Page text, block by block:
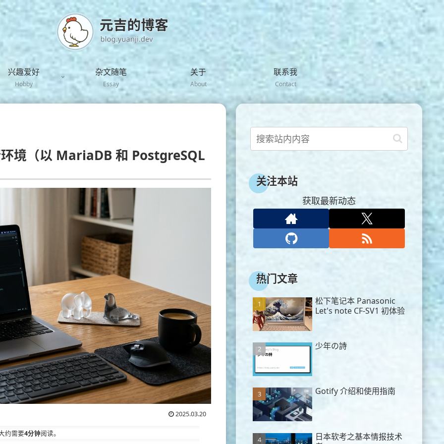
兴趣爱好
Hobby
杂文随笔
Essay
关于
About
联系我
Contact
境（以 MariaDB 和 PostgreSQL
2025.03.20
约需要4分钟阅读。
关注本站
获取最新动态
热门文章
松下笔记本 Panasonic
Let's note CF-SV1 初体验
少年の詩
Gotify 介绍和使用指南
日本软考之基本情报技术